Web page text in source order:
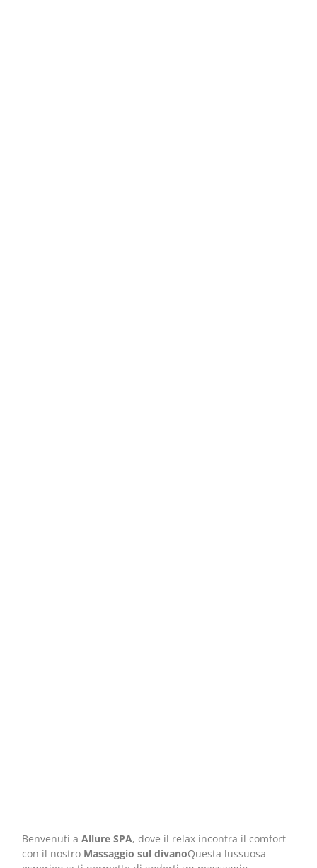
Benvenuti aAllure SPA, dove il relax incontra il comfort
con il nostro Massaggio sul divanoQuesta lussuosa